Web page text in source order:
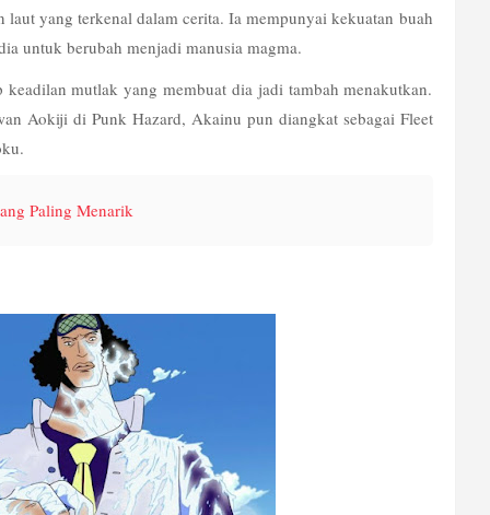
yang terkenal dalam cerita. Ia mempunyai kekuatan buah
untuk berubah menjadi manusia magma.
mutlak yang membuat dia jadi tambah menakutkan.
Aokiji di Punk Hazard, Akainu pun diangkat sebagai Fleet
Paling Menarik